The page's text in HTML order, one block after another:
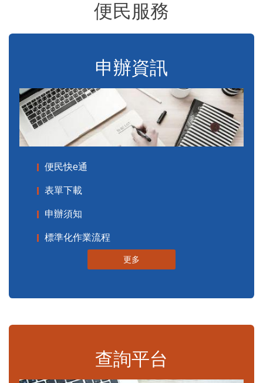
便民服務
申辦資訊
便民快e通
表單下載
申辦須知
標準化作業流程
更多
查詢平台